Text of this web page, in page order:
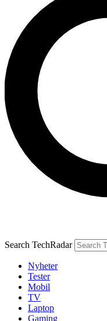
Search TechRadar
Nyheter
Tester
Mobil
TV
Laptop
Gaming